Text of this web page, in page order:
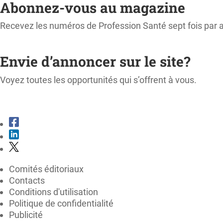
Abonnez-vous au magazine
Recevez les numéros de Profession Santé sept fois par
Envie d’annoncer sur le site?
Voyez toutes les opportunités qui s’offrent à vous.
Comités éditoriaux
Contacts
Conditions d'utilisation
Politique de confidentialité
Publicité